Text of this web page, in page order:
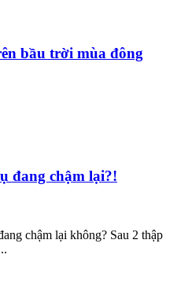
bầu trời mùa đông
đang chậm lại?!
chậm lại không? Sau 2 thập